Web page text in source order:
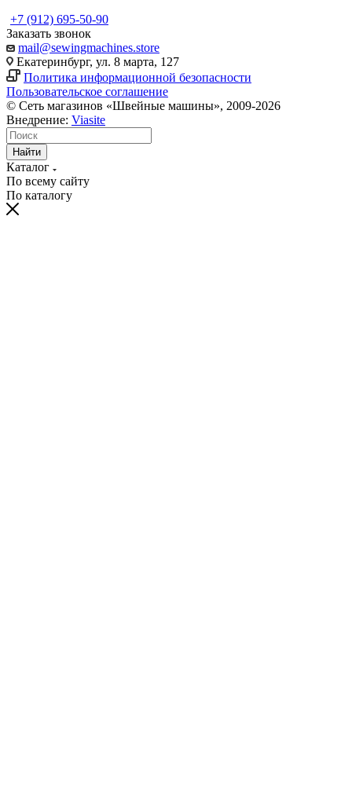
+7 (912) 695-50-90
Заказать звонок
mail@sewingmachines.store
Екатеринбург, ул. 8 марта, 127
Политика информационной безопасности
Пользовательское соглашение
© Сеть магазинов «Швейные машины», 2009-2026
Внедрение: Viasite
Найти
Каталог
По всему сайту
По каталогу